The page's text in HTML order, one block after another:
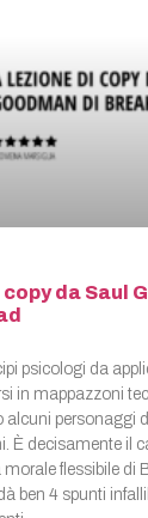
da Saul
psicologi da
in mappazzoni
alcuni personaggi
È decisamente il
morale flessibile di
ben 4 spunti